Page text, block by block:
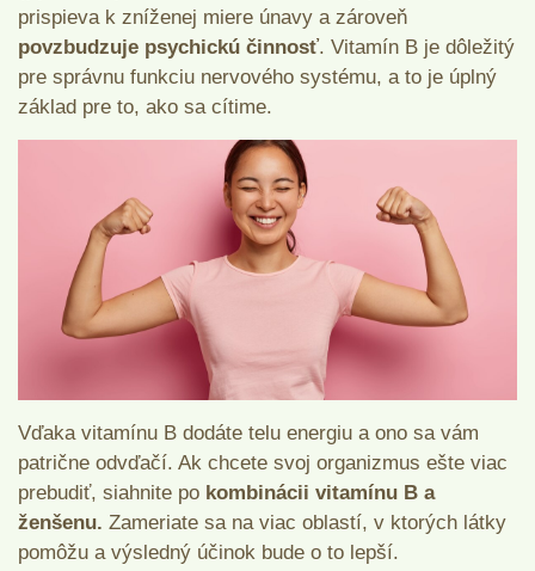
prispieva k zníženej miere únavy a zároveň
povzbudzuje psychickú činnosť. Vitamín B je dôležitý
pre správnu funkciu nervového systému, a to je úplný
základ pre to, ako sa cítime.
Vďaka vitamínu B dodáte telu energiu a ono sa vám
patrične odvďačí. Ak chcete svoj organizmus ešte viac
prebudiť, siahnite po kombinácii vitamínu B a
ženšenu. Zameriate sa na viac oblastí, v ktorých látky
pomôžu a výsledný účinok bude o to lepší.